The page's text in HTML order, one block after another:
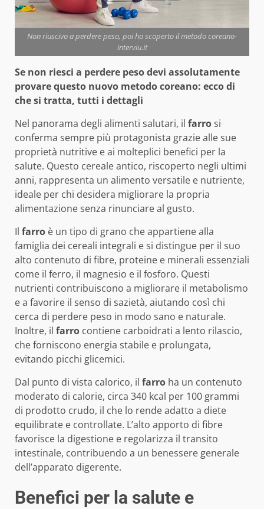
Non riuscivo a perdere peso, poi ho scoperto il metodo coreano-
interviu.it
Se non riesci a perdere peso devi assolutamente
provare questo nuovo metodo coreano: ecco di
che si tratta, tutti i dettagli
Nel panorama degli alimenti salutari, il farrosi
conferma sempre più protagonista grazie alle sue
proprietà nutritive e ai molteplici benefici per la
salute. Questo cereale antico, riscoperto negli ultimi
anni, rappresenta un alimento versatile e nutriente,
ideale per chi desidera migliorare la propria
alimentazione senza rinunciare al gusto.
Il farro è un tipo di grano che appartiene alla
famiglia dei cereali integrali e si distingue per il suo
alto contenuto di fibre, proteine e minerali essenziali
come il ferro, il magnesio e il fosforo. Questi
nutrienti contribuiscono a migliorare il metabolismo
e a favorire il senso di sazietà, aiutando così chi
cerca di perdere peso in modo sano e naturale.
Inoltre, il farro contiene carboidrati a lento rilascio,
che forniscono energia stabile e prolungata,
evitando picchi glicemici.
Dal punto di vista calorico, il farro ha un contenuto
moderato di calorie, circa 340 kcal per 100 grammi
di prodotto crudo, il che lo rende adatto a diete
equilibrate e controllate. L’alto apporto di fibre
favorisce la digestione e regolarizza il transito
intestinale, contribuendo a un benessere generale
dell’apparato digerente.
Benefici per la salute e